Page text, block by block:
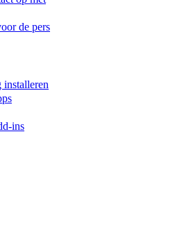
de pers
installeren
ins